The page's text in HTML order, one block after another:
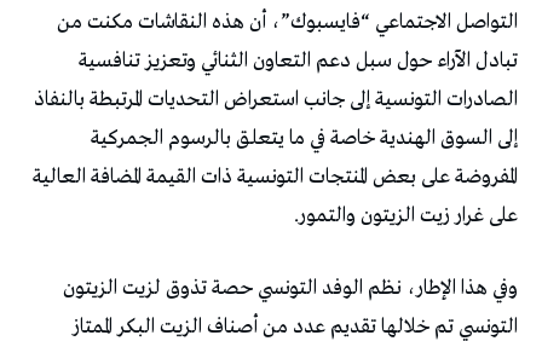
التواصل الاجتماعي “فايسبوك”، أن هذه النقاشات مكنت من
تبادل الآراء حول سبل دعم التعاون الثنائي وتعزيز تنافسية
الصادرات التونسية إلى جانب استعراض التحديات المرتبطة بالنفاذ
إلى السوق الهندية خاصة في ما يتعلق بالرسوم الجمركية
المفروضة على بعض المنتجات التونسية ذات القيمة المضافة العالية
على غرار زيت الزيتون والتمور.
وفي هذا الإطار، نظم الوفد التونسي حصة تذوق لزيت الزيتون
التونسي تم خلالها تقديم عدد من أصناف الزيت البكر الممتاز